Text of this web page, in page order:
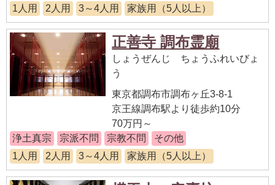
1人用
2人用 3～4人用 家族用（5人以上）
正善寺 調布霊廟
しょうぜんじ ちょうふれいびょ
う
東京都調布市調布ヶ丘3-8-1
京王線調布駅より徒歩約10分
70万円～
浄土真宗
宗派不問 宗教不問
その他
1人用
2人用 3～4人用 家族用（5人以上）